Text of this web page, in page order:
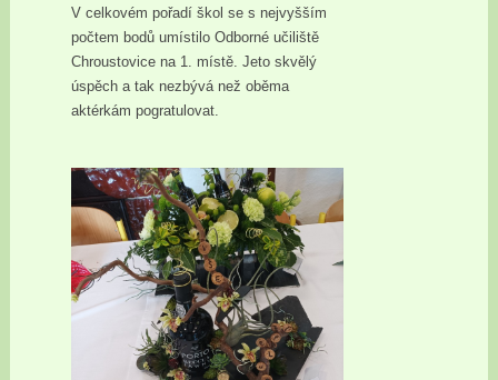
V celkovém pořadí škol se s nejvyšším
počtem bodů umístilo Odborné učiliště
Chroustovice na 1. místě. Jeto skvělý
úspěch a tak nezbývá než oběma
aktérkám pogratulovat.